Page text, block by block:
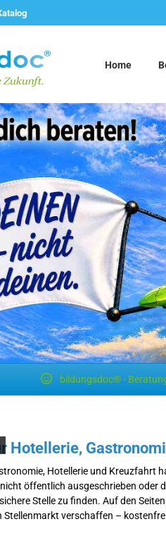
Home
bildungsdoc® -
Hotellerie,
Hotellerie und Kreuzfahrt
öffentlich ausgeschrieben oder
Stelle zu finden. Auf den
Stellenmarkt verschaffen –